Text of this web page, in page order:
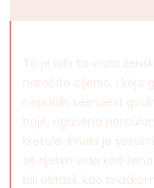
To je bila ta vrsta
naročito cijenio, i koja
nepunih šesnaest
boje, ugašena
kretale. Imala je
se rijetko viđa kod
bili obrasli, kao